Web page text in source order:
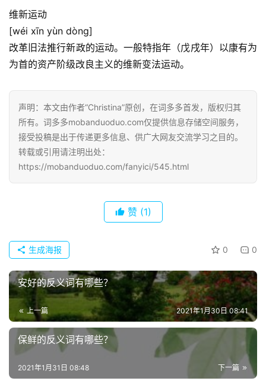
句
经
典
歌
古
今
诗
词
网
络
热
词
电
台
注册
维新运动
[wéi xīn yùn dòng]
改革旧法推行新政的运动。一般特指年（戊戌年）以康有为
为首的资产阶级改良主义的维新变法运动。
声明：本文由作者“Christina”原创，在词多多首发，版权归其
所有。词多多mobanduoduo.com仅提供信息存储空间服务，
接受投稿是出于传递更多信息、供广大网友交流学习之目的。
转载或引用请注明出处：
https://mobanduoduo.com/fanyici/545.html
赞 (1)
0 0
生成海报
安好的反义词有哪些？
上一篇 2021年1月30日 08:41
保鲜的反义词有哪些？
下一篇
2021年1月31日 08:48